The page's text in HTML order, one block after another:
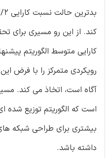
کند. از این رو مسیری برای
کارایی متوسط الگوریتم
رویکردی متمرکز را با فرض
آگاه است، اتخاذ می کند.
است که الگوریتم توزیع شده
بیشتری برای طراحی شبکه
داشته باشد.